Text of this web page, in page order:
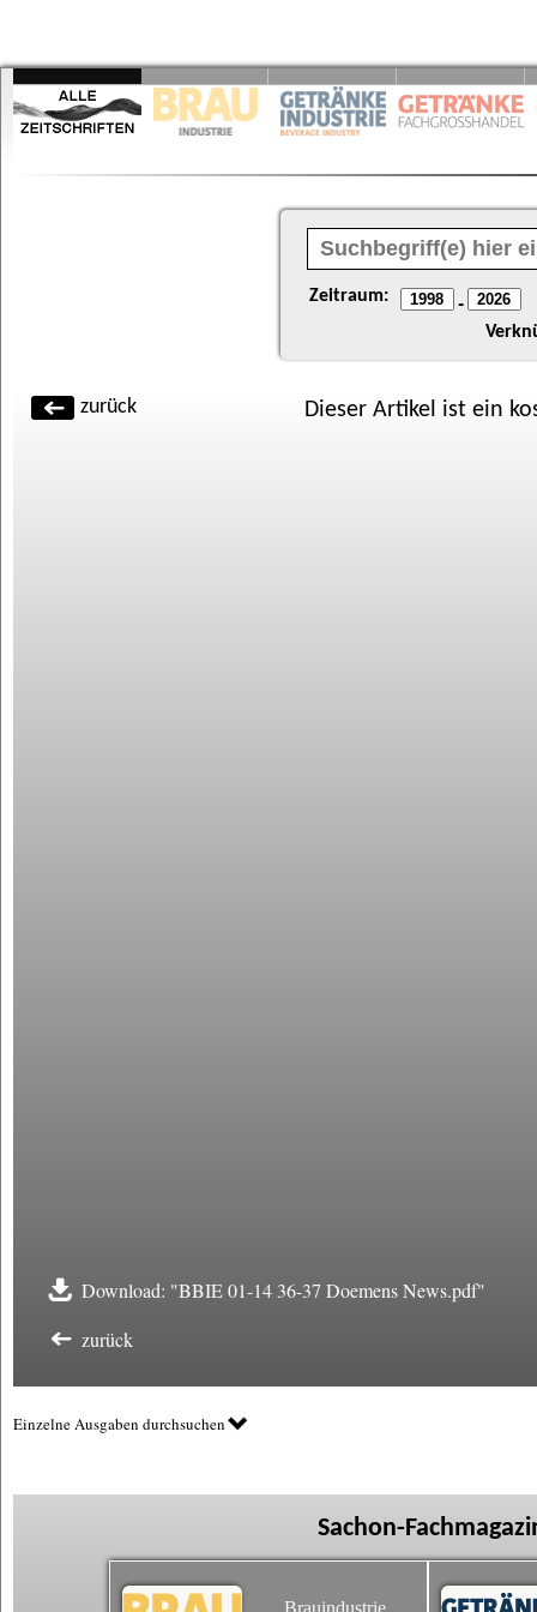
Zeitraum: -
zurück Dieser Artikel ist ein
Download: "BBIE 01-14 36-37 Doemens News.pdf"
zurück
Einzelne Ausgaben durchsuchen
Sachon-
Brauindustrie